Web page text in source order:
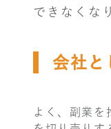
できなくな
会社と
よく、副業を